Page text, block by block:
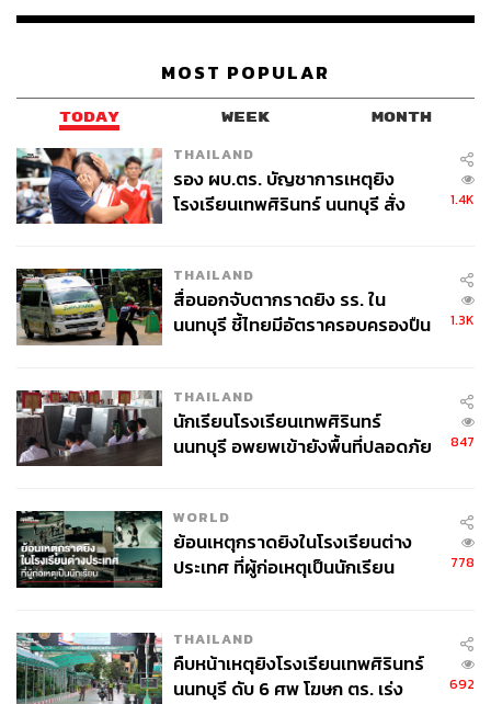
MOST POPULAR
TODAY WEEK MONTH
THAILAND
รอง ผบ.ตร. บัญชาการเหตุยิง
โรงเรียนเทพศิรินทร์ นนทบุรี สั่ง
1.4K
THAILAND
สื่อนอกจับตากราดยิง รร. ใน
นนทบุรี ชี้ไทยมีอัตราครอบครองปืน
1.3K
THAILAND
นักเรียนโรงเรียนเทพศิรินทร์
นนทบุรี อพยพเข้ายังพื้นที่ปลอดภัย
847
WORLD
ย้อนเหตุกราดยิงในโรงเรียนต่าง
ประเทศ ที่ผู้ก่อเหตุเป็นนักเรียน
778
THAILAND
คืบหน้าเหตุยิงโรงเรียนเทพศิรินทร์
นนทบุรี ดับ 6 ศพ โฆษก ตร. เร่ง
692